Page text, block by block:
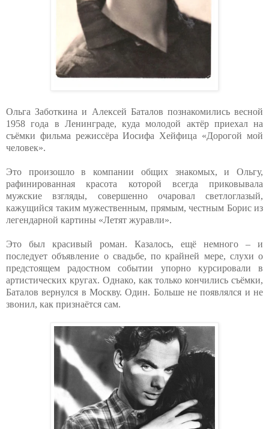
Ольга Заботкина и Алексей Баталов познакомились весной
1958 года в Ленинграде, куда молодой актёр приехал на
съёмки фильма режиссёра Иосифа Хейфица «Дорогой мой
человек».
Это произошло в компании общих знакомых, и Ольгу,
рафинированная красота которой всегда приковывала
мужские взгляды, совершенно очаровал светлоглазый,
кажущийся таким мужественным, прямым, честным Борис из
легендарной картины «Летят журавли».
Это был красивый роман. Казалось, ещё немного – и
последует объявление о свадьбе, по крайней мере, слухи о
предстоящем радостном событии упорно курсировали в
артистических кругах. Однако, как только кончились съёмки,
Баталов вернулся в Москву. Один. Больше не появлялся и не
звонил, как признаётся сам.